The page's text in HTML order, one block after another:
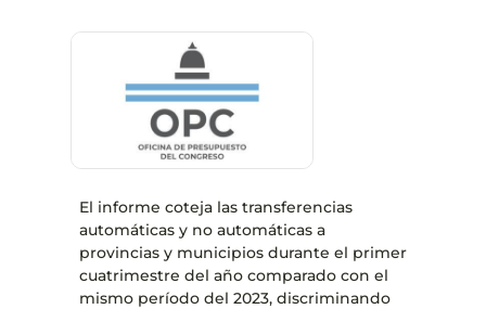
El informe coteja las transferencias
automáticas y no automáticas a
provincias y municipios durante el primer
cuatrimestre del año comparado con el
mismo período del 2023, discriminando